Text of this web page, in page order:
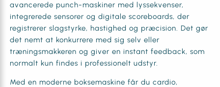
avancerede punch-maskiner med lyssekvenser,
integrerede sensorer og digitale scoreboards, der
registrerer slagstyrke, hastighed og præcision. Det gør
det nemt at konkurrere med sig selv eller
træningsmakkeren og giver en instant feedback, som
normalt kun findes i professionelt udstyr.
Med en moderne boksemaskine får du cardio,